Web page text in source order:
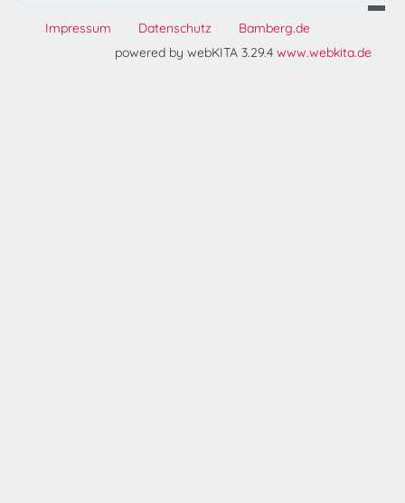
Impressum Datenschutz
Bamberg.de
powered by webKITA 3.29.4 www.webkita.de